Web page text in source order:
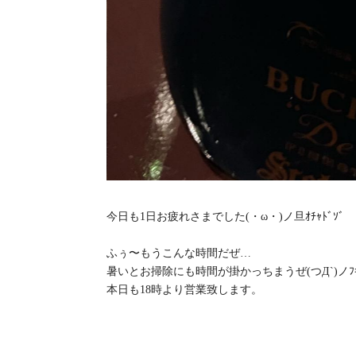
今日も1日お疲れさまでした(・ω・)ノ旦ｵﾁｬﾄﾞｿﾞ
ふぅ〜もうこんな時間だぜ…
暑いとお掃除にも時間が掛かっちまうぜ(つД`)ノﾌ
本日も18時より営業致します。